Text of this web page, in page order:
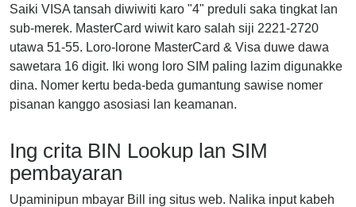
Saiki VISA tansah diwiwiti karo "4" preduli saka tingkat lan
sub-merek. MasterCard wiwit karo salah siji 2221-2720
utawa 51-55. Loro-lorone MasterCard & Visa duwe dawa
sawetara 16 digit. Iki wong loro SIM paling lazim digunakke
dina. Nomer kertu beda-beda gumantung sawise nomer
pisanan kanggo asosiasi lan keamanan.
Ing crita BIN Lookup lan SIM
pembayaran
Upaminipun mbayar Bill ing situs web. Nalika input kabeh